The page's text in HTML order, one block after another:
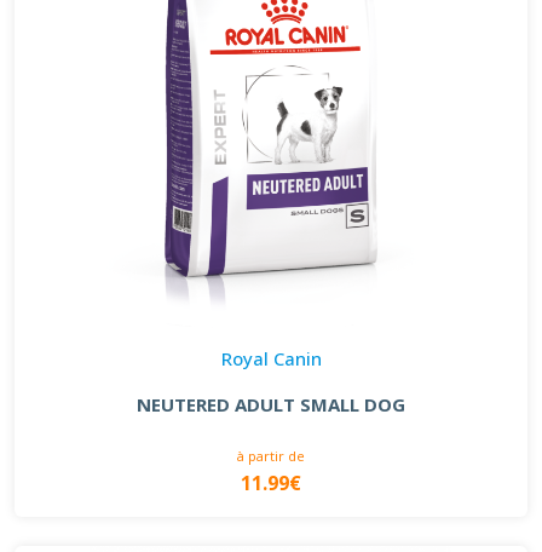
Royal Canin
NEUTERED ADULT SMALL DOG
à partir de
11.99€